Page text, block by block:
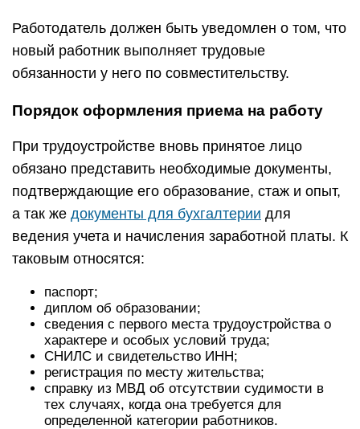
Работодатель должен быть уведомлен о том, что
новый работник выполняет трудовые
обязанности у него по совместительству.
Порядок оформления приема на работу
При трудоустройстве вновь принятое лицо
обязано представить необходимые документы,
подтверждающие его образование, стаж и опыт,
а так же документы для бухгалтерии для
ведения учета и начисления заработной платы. К
таковым относятся:
паспорт;
диплом об образовании;
сведения с первого места трудоустройства о
характере и особых условий труда;
СНИЛС и свидетельство ИНН;
регистрация по месту жительства;
справку из МВД об отсутствии судимости в
тех случаях, когда она требуется для
определенной категории работников.